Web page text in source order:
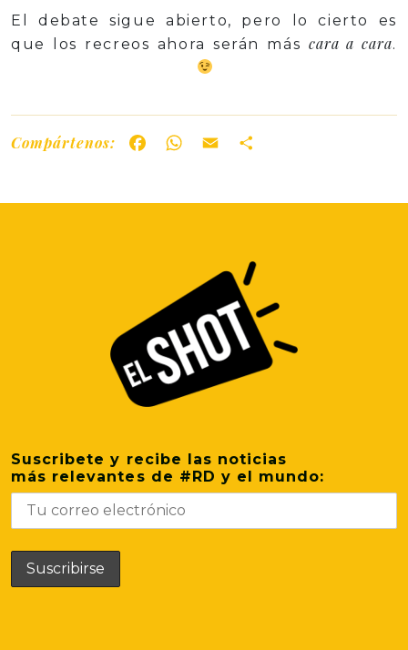
El debate sigue abierto, pero lo cierto es
que los recreos ahora serán más cara a cara.
Compártenos: FacebookWhatsApp
Email
Suscribete y recibe las noticias
más relevantes de #RD y el mundo: